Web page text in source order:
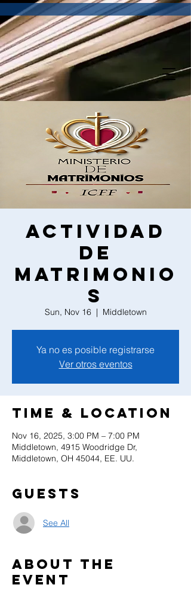
Actividad
de
Matrimonio
s
Sun, Nov 16
  |
Middletown
Ya no es posible registrarse
Ver otros eventos
Time & Location
Nov 16, 2025, 3:00 PM – 7:00 PM
Middletown, 4915 Woodridge Dr,
Middletown, OH 45044, EE. UU.
Guests
See All
About the
event